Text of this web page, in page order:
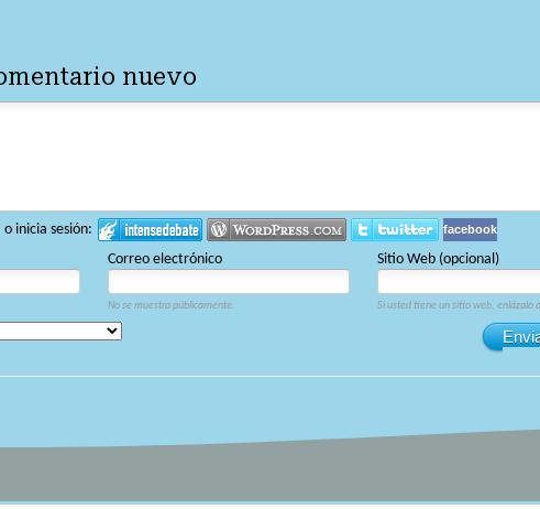
nuevo
inicia sesión: facebook
Correo electrónico Sitio Web (opcional)
No se muestra públicamente. Si usted tiene un sitio web, enlázalo